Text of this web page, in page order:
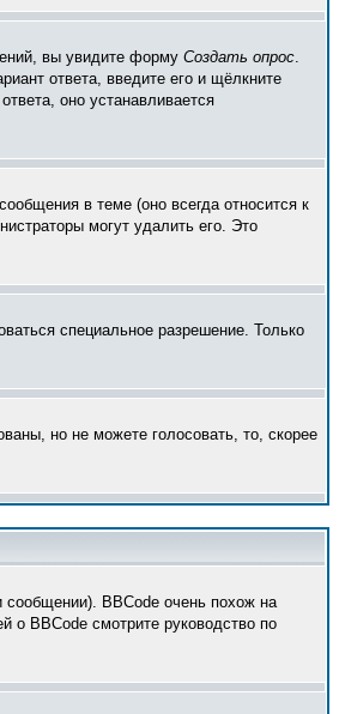
вы увидите форму Создать опрос.
ответа, введите его и щёлкните
оно устанавливается
в теме (оно всегда относится к
могут удалить его. Это
специальное разрешение. Только
но не можете голосовать, то, скорее
сообщении). BBCode очень похож на
о BBCode смотрите руководство по